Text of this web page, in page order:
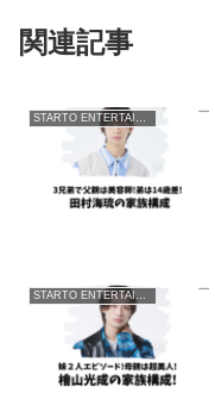
関連記事
STARTO ENTERTAINMENT
STARTO ENTERTAINMENT